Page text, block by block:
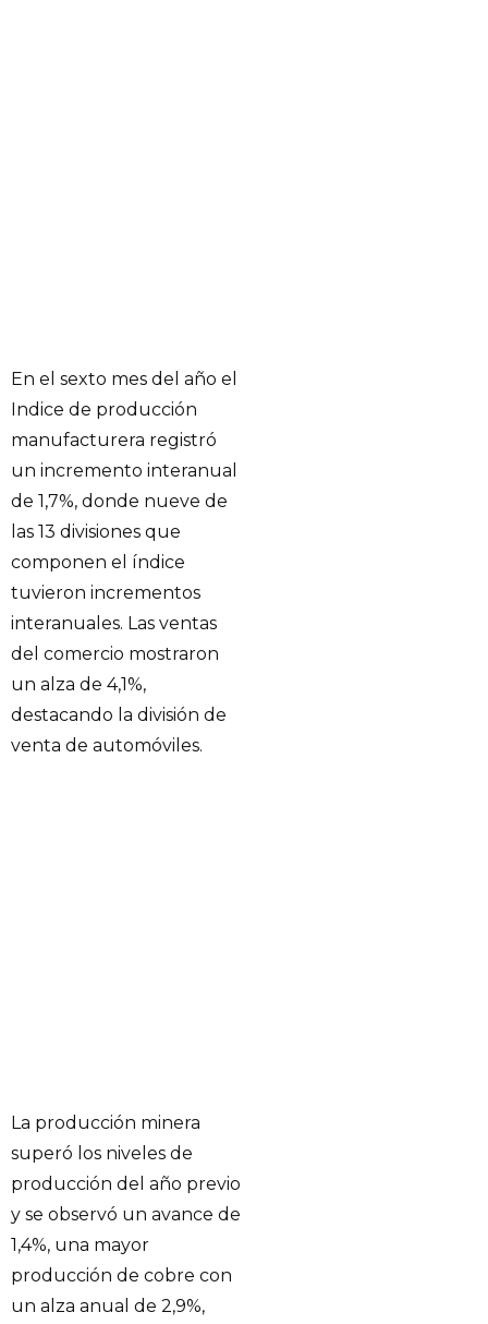
En el sexto mes del año el
Indice de producción
manufacturera registró
un incremento interanual
de 1,7%, donde nueve de
las 13 divisiones que
componen el índice
tuvieron incrementos
interanuales. Las ventas
del comercio mostraron
un alza de 4,1%,
destacando la división de
venta de automóviles.
La producción minera
superó los niveles de
producción del año previo
y se observó un avance de
1,4%, una mayor
producción de cobre con
un alza anual de 2,9%,